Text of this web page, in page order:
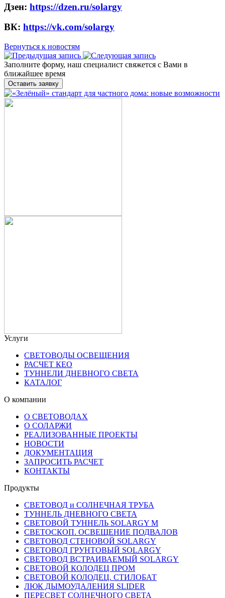
Дзен: https://dzen.ru/solargy
ВК: https://vk.com/solargy
Вернуться к новостям
Заполните форму, наш специалист свяжется с Вами в
ближайшее время
Оставить заявку
Услуги
СВЕТОВОДЫ ОСВЕЩЕНИЯ
РАСЧЕТ КЕО
ТУННЕЛИ ДНЕВНОГО СВЕТА
КАТАЛОГ
О компании
О СВЕТОВОДАХ
О СОЛАРЖИ
РЕАЛИЗОВАННЫЕ ПРОЕКТЫ
НОВОСТИ
ДОКУМЕНТАЦИЯ
ЗАПРОСИТЬ РАСЧЕТ
КОНТАКТЫ
Продукты
СВЕТОВОД и СОЛНЕЧНАЯ ТРУБА
ТУННЕЛЬ ДНЕВНОГО СВЕТА
СВЕТОВОЙ ТУННЕЛЬ SOLARGY М
СВЕТОСКОП. ОСВЕЩЕНИЕ ПОДВАЛОВ
СВЕТОВОД СТЕНОВОЙ SOLARGY
СВЕТОВОД ГРУНТОВЫЙ SOLARGY
СВЕТОВОД ВСТРАИВАЕМЫЙ SOLARGY
СВЕТОВОЙ КОЛОДЕЦ ПРОМ
СВЕТОВОЙ КОЛОДЕЦ. СТИЛОБАТ
ЛЮК ДЫМОУДАЛЕНИЯ SLIDER
ПЕРЕСВЕТ СОЛНЕЧНОГО СВЕТА